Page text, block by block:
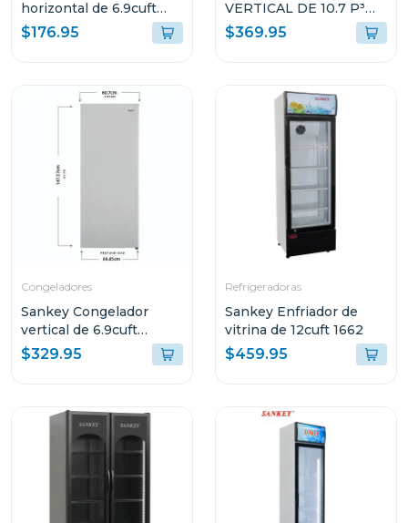
horizontal de 6.9cuft
color negro rfc791
$176.95
VERTICAL DE 10.7 P³
RFC1301
$369.95
Congeladores
Sankey Congelador
vertical de 6.9cuft
rfc706
$329.95
Refrigeradoras
Sankey Enfriador de
vitrina de 12cuft 1662
$459.95